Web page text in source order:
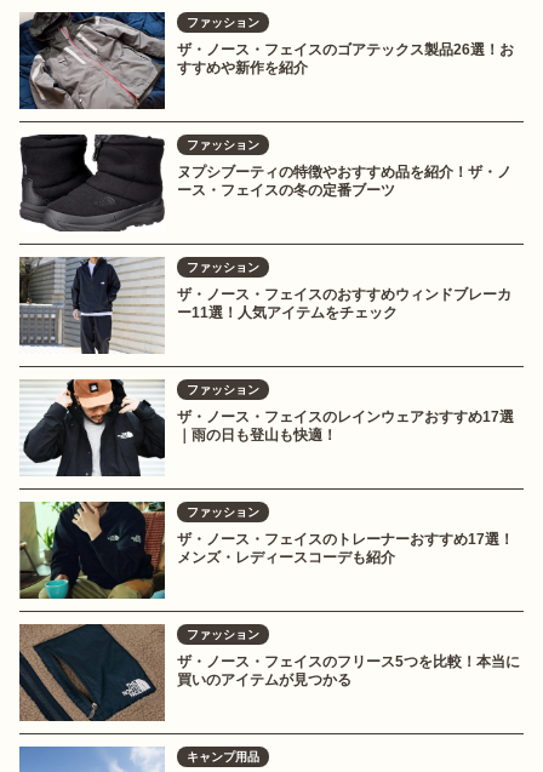
ファッション
ザ・ノース・フェイスのゴアテックス製品26選！お
すすめや新作を紹介
ファッション
ヌプシブーティの特徴やおすすめ品を紹介！ザ・ノ
ース・フェイスの冬の定番ブーツ
ファッション
ザ・ノース・フェイスのおすすめウィンドブレーカ
ー11選！人気アイテムをチェック
ファッション
ザ・ノース・フェイスのレインウェアおすすめ17選
｜雨の日も登山も快適！
ファッション
ザ・ノース・フェイスのトレーナーおすすめ17選！
メンズ・レディースコーデも紹介
ファッション
ザ・ノース・フェイスのフリース5つを比較！本当に
買いのアイテムが見つかる
キャンプ用品